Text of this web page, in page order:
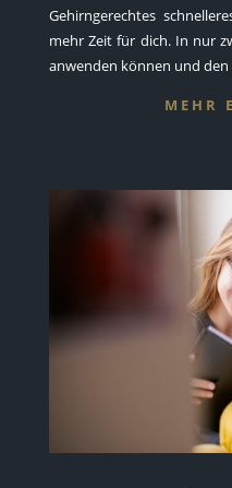
​Gehirngerechtes
mehr Zeit für dich. In nur
anwenden können und den
M E H R